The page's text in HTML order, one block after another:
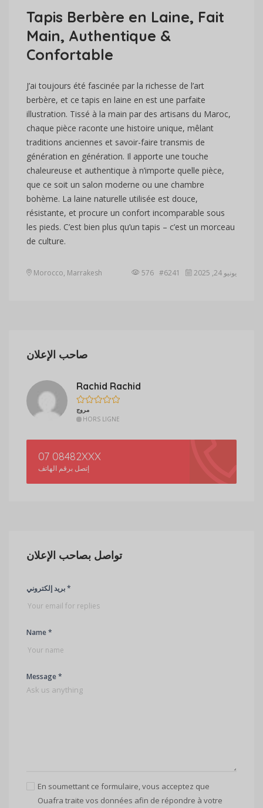
Tapis Berbère en Laine, Fait
Main, Authentique &
Confortable
J’ai toujours été fascinée par la richesse de l’art
berbère, et ce tapis en laine en est une parfaite
illustration. Tissé à la main par des artisans du Maroc,
chaque pièce raconte une histoire unique, mêlant
traditions anciennes et savoir-faire transmis de
génération en génération. Il apporte une touche
chaleureuse et authentique à n’importe quelle pièce,
que ce soit un salon moderne ou une chambre
bohème. La laine naturelle utilisée est douce,
résistante, et procure un confort incomparable sous
les pieds. C’est bien plus qu’un tapis – c’est un morceau
de culture.
Morocco, Marrakesh 576 #6241 يونيو 24, 2025
صاحب الإعلان
Rachid Rachid
مروج
HORS LIGNE
07 08482XXX
إتصل برقم الهاتف
تواصل بصاحب الإعلان
بريد إلكتروني *
Name *
Message *
En soumettant ce formulaire, vous acceptez que
Ouafra traite vos données afin de répondre à votre